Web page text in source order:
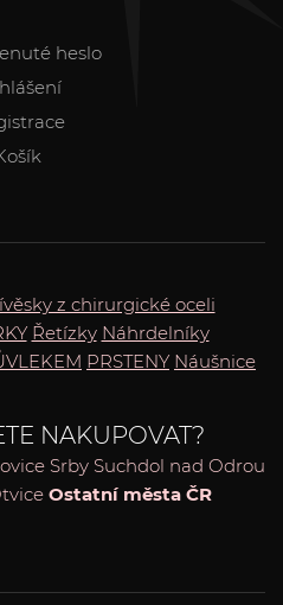
heslo
z chirurgické oceli
Řetízky Náhrdelníky
PRSTENY Náušnice
NAKUPOVAT?
Srby Suchdol nad Odrou
Ostatní města ČR